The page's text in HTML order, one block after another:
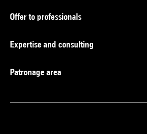
Offer to professionals
Expertise and consulting
Patronage area